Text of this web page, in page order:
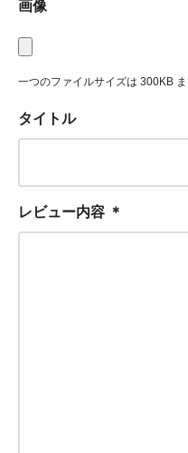
画像
一つのファイルサイズは 300KB ま
タイトル
レビュー内容 ＊